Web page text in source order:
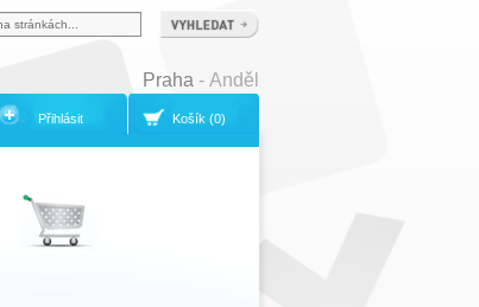
Praha - Anděl
Košík (0)
Přihlásit